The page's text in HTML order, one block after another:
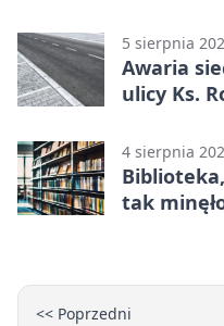
5 sierpnia
Awaria
ulicy Ks.
4 sierpnia
tak
<< Poprzedni